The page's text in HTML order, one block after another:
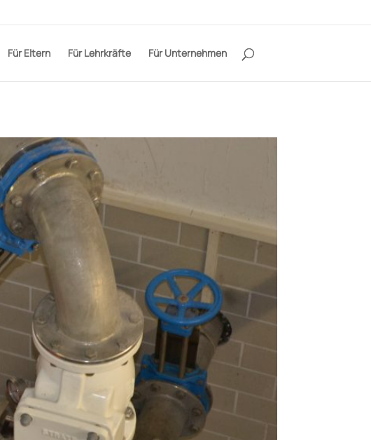
Für Eltern Für Lehrkräfte Für Unternehmen